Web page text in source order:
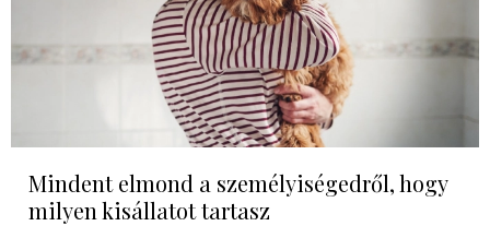
Mindent elmond a személyiségedről, hogy
milyen kisállatot tartasz